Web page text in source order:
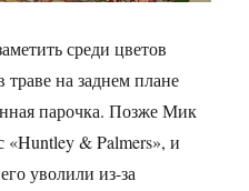
среди цветов
на заднем плане
парочка. Позже Мик
«Huntley & Palmers», и
уволили из-за